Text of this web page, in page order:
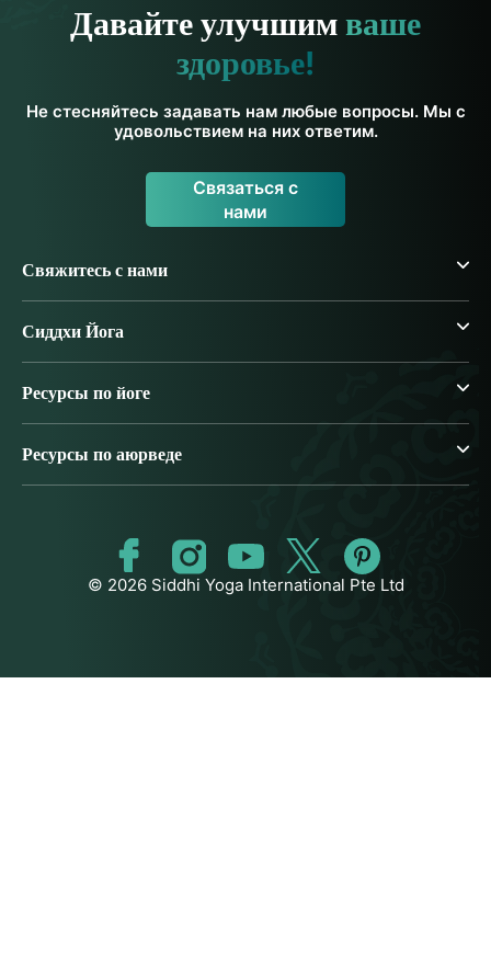
Давайте улучшимваше
здоровье!
Не стесняйтесь задавать нам любые вопросы. Мы с
удовольствием на них ответим.
Связаться с
нами
Свяжитесь с нами
Сиддхи Йога
Ресурсы по йоге
Ресурсы по аюрведе
© 2026 Siddhi Yoga International Pte Ltd